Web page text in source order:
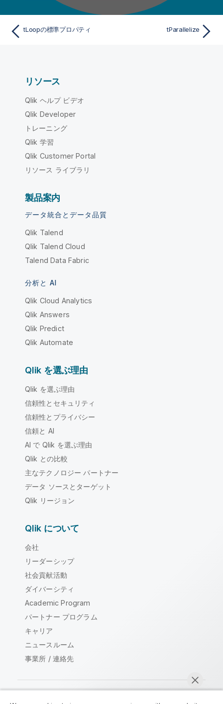
tLoopの標準プロパティ tParallelize
リソース
Qlik ヘルプ ビデオ
Qlik Developer
トレーニング
Qlik 学習
Qlik Customer Portal
リソース ライブラリ
製品案内
データ統合とデータ品質
Qlik Talend
Qlik Talend Cloud
Talend Data Fabric
分析と AI
Qlik Cloud Analytics
Qlik Answers
Qlik Predict
Qlik Automate
Qlik を選ぶ理由
Qlik を選ぶ理由
信頼性とセキュリティ
信頼性とプライバシー
信頼と AI
AI で Qlik を選ぶ理由
Qlik との比較
主なテクノロジー パートナー
データ ソースとターゲット
Qlik リージョン
Qlik について
会社
リーダーシップ
社会貢献活動
ダイバーシティ
Academic Program
パートナー プログラム
キャリア
ニュースルーム
事業所 / 連絡先